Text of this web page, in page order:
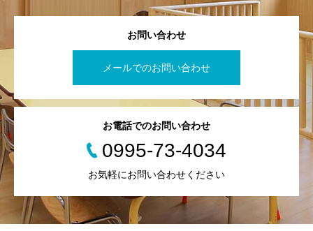
お問い合わせ
メールでのお問い合わせ
お電話でのお問い合わせ
0995-73-4034
お気軽にお問い合わせください